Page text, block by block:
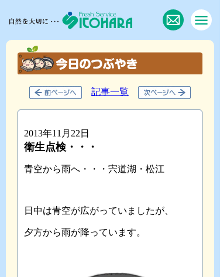
記事一覧
2013年11月22日
衛生点検・・・
青空から雨へ・・・宍道湖・松江
日中は青空が広がっていましたが、
夕方から雨が降っています。